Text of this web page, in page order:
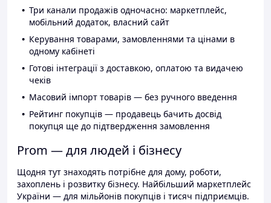
Три канали продажів одночасно: маркетплейс,
мобільний додаток, власний сайт
Керування товарами, замовленнями та цінами в
одному кабінеті
Готові інтеграції з доставкою, оплатою та видачею
чеків
Масовий імпорт товарів — без ручного введення
Рейтинг покупців — продавець бачить досвід
покупця ще до підтвердження замовлення
Prom — для людей і бізнесу
Щодня тут знаходять потрібне для дому, роботи,
захоплень і розвитку бізнесу. Найбільший маркетплейс
України — для мільйонів покупців і тисяч підприємців.